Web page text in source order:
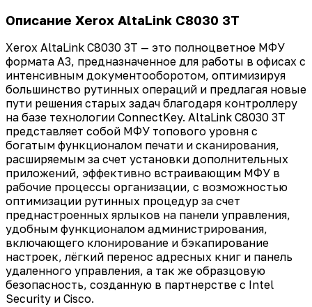
Описание Xerox AltaLink C8030 3T
Xerox AltaLink C8030 3T — это полноцветное МФУ
формата А3, предназначенное для работы в офисах с
интенсивным документооборотом, оптимизируя
большинство рутинных операций и предлагая новые
пути решения старых задач благодаря контроллеру
на базе технологии ConnectKey. AltaLink C8030 3T
представляет собой МФУ топового уровня с
богатым функционалом печати и сканирования,
расширяемым за счет установки дополнительных
приложений, эффективно встраивающим МФУ в
рабочие процессы организации, с возможностью
оптимизации рутинных процедур за счет
преднастроенных ярлыков на панели управления,
удобным функционалом администрирования,
включающего клонирование и бэкапирование
настроек, лёгкий перенос адресных книг и панель
удаленного управления, а так же образцовую
безопасность, созданную в партнерстве с Intel
Security и Cisco.